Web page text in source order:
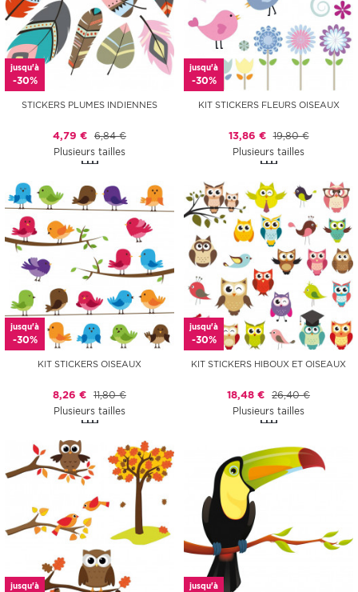
jusqu'à
-30%
STICKERS PLUMES INDIENNES
4,79 € 6,84 €
Plusieurs tailles
jusqu'à
-30%
KIT STICKERS FLEURS OISEAUX
13,86 € 19,80 €
Plusieurs tailles
jusqu'à
-30%
KIT STICKERS OISEAUX
8,26 € 11,80 €
Plusieurs tailles
jusqu'à
-30%
KIT STICKERS HIBOUX ET OISEAUX
18,48 € 26,40 €
Plusieurs tailles
jusqu'à jusqu'à